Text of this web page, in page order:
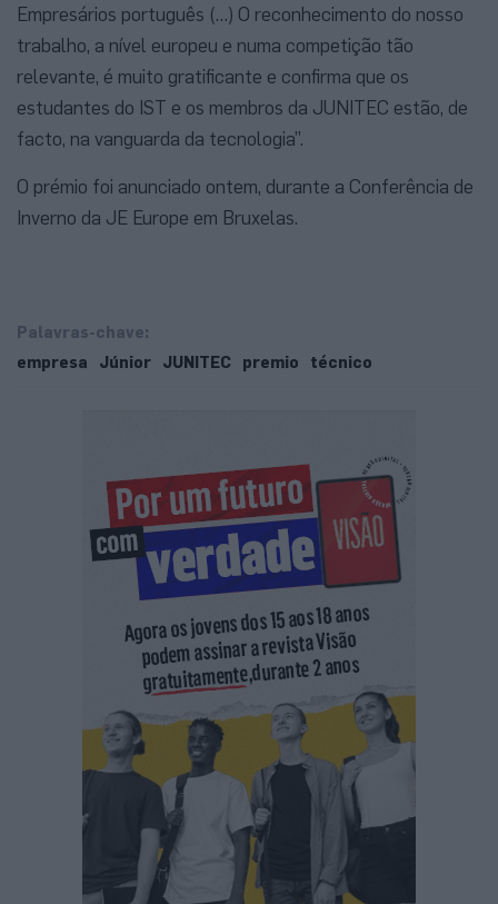
Empresários português (…) O reconhecimento do nosso
trabalho, a nível europeu e numa competição tão
relevante, é muito gratificante e confirma que os
estudantes do IST e os membros da JUNITEC estão, de
facto, na vanguarda da tecnologia”.
O prémio foi anunciado ontem, durante a Conferência de
Inverno da JE Europe em Bruxelas.
Palavras-chave:
empresa
Júnior JUNITEC premio técnico